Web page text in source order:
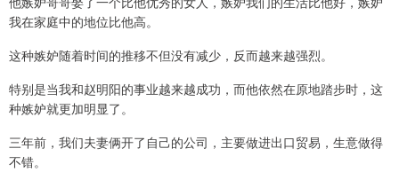
我在家庭中的地位比他高。
这种嫉妒随着时间的推移不但没有减少，反而越来越强烈。
特别是当我和赵明阳的事业越来越成功，而他依然在原地踏步时，这
种嫉妒就更加明显了。
三年前，我们夫妻俩开了自己的公司，主要做进出口贸易，生意做得
不错。